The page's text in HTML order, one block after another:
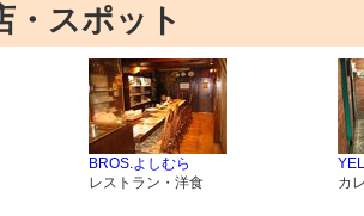
・スポット
BROS.よしむら
レストラン・洋食
カ